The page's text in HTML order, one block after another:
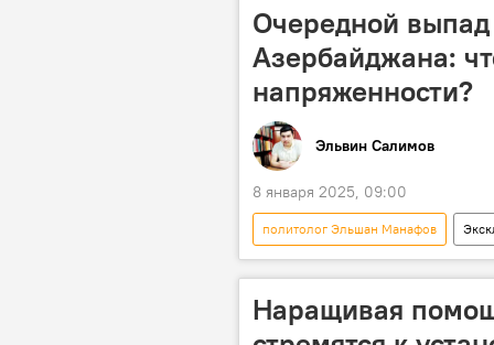
Очередной
Азербайджана:
напряженности?
Эльвин Салимов
8 января 2025, 09:00
политолог Эльшан Манафов
Ильхам Алиев
Кризис
Наращивая